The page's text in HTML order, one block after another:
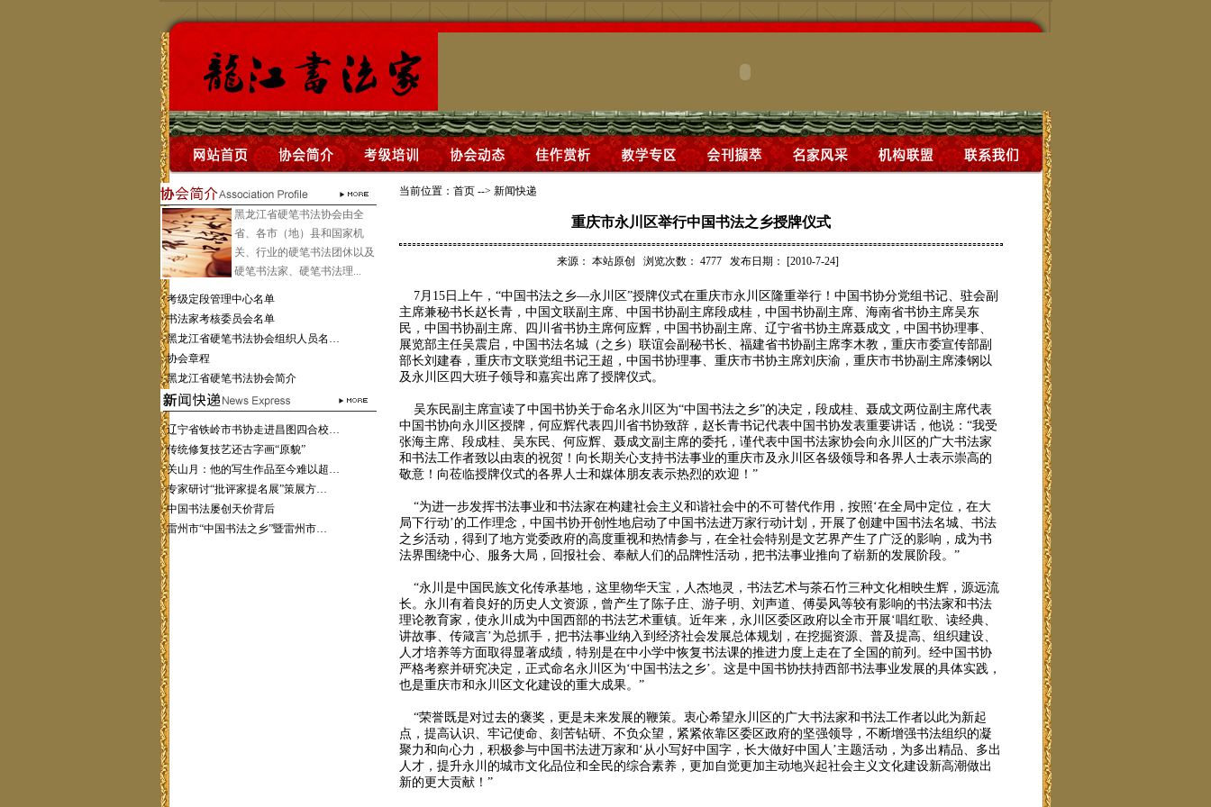
黑龙江省硬笔书法协会由全
省、各市（地）县和国家机
关、行业的硬笔书法团休以及
硬笔书法家、硬笔书法理...
·考级定段管理中心名单
·书法家考核委员会名单
·黑龙江省硬笔书法协会组织人员名…
·协会章程
·黑龙江省硬笔书法协会简介
·辽宁省铁岭市书协走进昌图四合校…
·传统修复技艺还古字画“原貌”
·关山月：他的写生作品至今难以超…
·专家研讨“批评家提名展”策展方…
·中国书法屡创天价背后
·雷州市“中国书法之乡”暨雷州市…
当前位置： 首页 --> 新闻快递
重庆市永川区举行中国书法之乡授牌仪式
来源： 本站原创 浏览次数： 4777 发布日期： [2010-7-24]
7月15日上午，“中国书法之乡—永川区”授牌仪式在重庆市永川区隆重举行！中国书协分党组书记、驻会副
主席兼秘书长赵长青，中国文联副主席、中国书协副主席段成桂，中国书协副主席、海南省书协主席吴东
民，中国书协副主席、四川省书协主席何应辉，中国书协副主席、辽宁省书协主席聂成文，中国书协理事、
展览部主任吴震启，中国书法名城（之乡）联谊会副秘书长、福建省书协副主席李木教，重庆市委宣传部副
部长刘建春，重庆市文联党组书记王超，中国书协理事、重庆市书协主席刘庆渝，重庆市书协副主席漆钢以
及永川区四大班子领导和嘉宾出席了授牌仪式。
吴东民副主席宣读了中国书协关于命名永川区为“中国书法之乡”的决定，段成桂、聂成文两位副主席代表
中国书协向永川区授牌，何应辉代表四川省书协致辞，赵长青书记代表中国书协发表重要讲话，他说：“我受
张海主席、段成桂、吴东民、何应辉、聂成文副主席的委托，谨代表中国书法家协会向永川区的广大书法家
和书法工作者致以由衷的祝贺！向长期关心支持书法事业的重庆市及永川区各级领导和各界人士表示崇高的
敬意！向莅临授牌仪式的各界人士和媒体朋友表示热烈的欢迎！”
“为进一步发挥书法事业和书法家在构建社会主义和谐社会中的不可替代作用，按照‘在全局中定位，在大
局下行动’的工作理念，中国书协开创性地启动了中国书法进万家行动计划，开展了创建中国书法名城、书法
之乡活动，得到了地方党委政府的高度重视和热情参与，在全社会特别是文艺界产生了广泛的影响，成为书
法界围绕中心、服务大局，回报社会、奉献人们的品牌性活动，把书法事业推向了崭新的发展阶段。”
“永川是中国民族文化传承基地，这里物华天宝，人杰地灵，书法艺术与茶石竹三种文化相映生辉，源远流
长。永川有着良好的历史人文资源，曾产生了陈子庄、游子明、刘声道、傅晏风等较有影响的书法家和书法
理论教育家，使永川成为中国西部的书法艺术重镇。近年来，永川区委区政府以全市开展‘唱红歌、读经典、
讲故事、传箴言’为总抓手，把书法事业纳入到经济社会发展总体规划，在挖掘资源、普及提高、组织建设、
人才培养等方面取得显著成绩，特别是在中小学中恢复书法课的推进力度上走在了全国的前列。经中国书协
严格考察并研究决定，正式命名永川区为‘中国书法之乡’。这是中国书协扶持西部书法事业发展的具体实践，
也是重庆市和永川区文化建设的重大成果。”
“荣誉既是对过去的褒奖，更是未来发展的鞭策。衷心希望永川区的广大书法家和书法工作者以此为新起
点，提高认识、牢记使命、刻苦钻研、不负众望，紧紧依靠区委区政府的坚强领导，不断增强书法组织的凝
聚力和向心力，积极参与中国书法进万家和‘从小写好中国字，长大做好中国人’主题活动，为多出精品、多出
人才，提升永川的城市文化品位和全民的综合素养，更加自觉更加主动地兴起社会主义文化建设新高潮做出
新的更大贡献！”